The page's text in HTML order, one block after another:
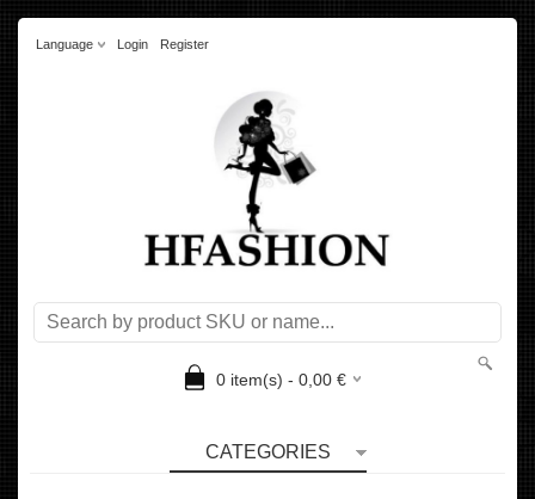
Language Login Register
0item(s) - 0,00€
CATEGORIES